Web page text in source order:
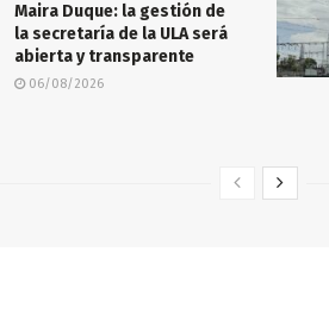
Maira Duque: la gestión de
la secretaría de la ULA será
abierta y transparente
06/08/2026